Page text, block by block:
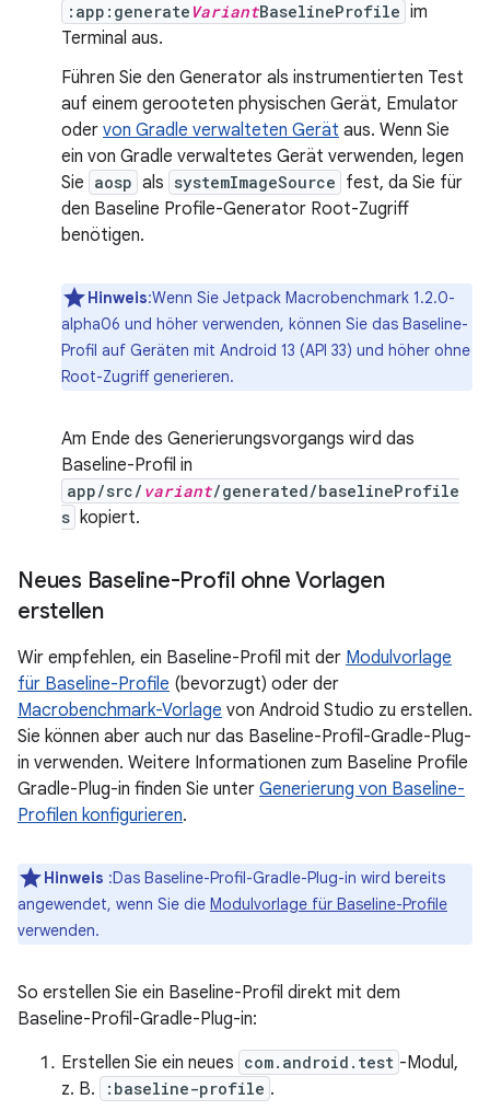
:app:generate VariantBaselineProfile im
Terminal aus.
Führen Sie den Generator als instrumentierten Test
auf einem gerooteten physischen Gerät, Emulator
oder von Gradle verwalteten Gerät aus. Wenn Sie
ein von Gradle verwaltetes Gerät verwenden, legen
Sie aosp als systemImageSource fest, da Sie für
den Baseline Profile-Generator Root-Zugriff
benötigen.
Hinweis:Wenn Sie Jetpack Macrobenchmark 1.2.0-
alpha06 und höher verwenden, können Sie das Baseline-
Profil auf Geräten mit Android 13 (API 33) und höher ohne
Root-Zugriff generieren.
Am Ende des Generierungsvorgangs wird das
Baseline-Profil in
app/src/ variant/generated/baselineProfile
s kopiert.
Neues Baseline-Profil ohne Vorlagen
erstellen
Wir empfehlen, ein Baseline-Profil mit der Modulvorlage
für Baseline-Profile (bevorzugt) oder der
Macrobenchmark-Vorlage von Android Studio zu erstellen.
Sie können aber auch nur das Baseline-Profil-Gradle-Plug-
in verwenden. Weitere Informationen zum Baseline Profile
Gradle-Plug-in finden Sie unter Generierung von Baseline-
Profilen konfigurieren.
Hinweis :Das Baseline-Profil-Gradle-Plug-in wird bereits
angewendet, wenn Sie die Modulvorlage für Baseline-Profile
verwenden.
So erstellen Sie ein Baseline-Profil direkt mit dem
Baseline-Profil-Gradle-Plug-in:
Erstellen Sie ein neues com.android.test -Modul,
z. B.
:baseline-profile .